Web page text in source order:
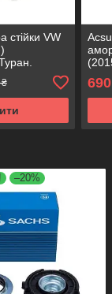
стійки VW
, KB954.09
690
–20%